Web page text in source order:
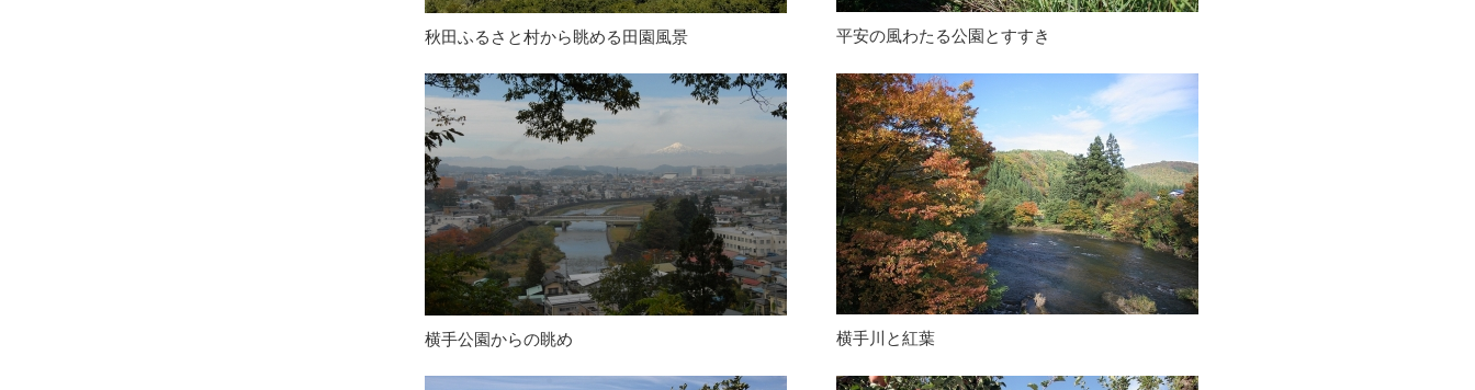
秋田ふるさと村から眺める田園風景 平安の風わたる公園とすすき
横手公園からの眺め 横手川と紅葉